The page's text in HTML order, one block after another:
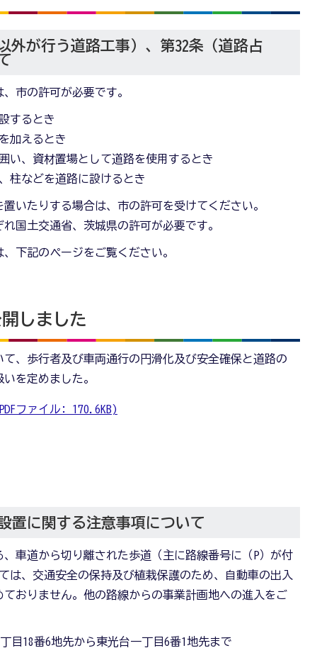
外が行う道路工事）、第32条（道路占
市の許可が必要です。
するとき
加えるとき
い、資材置場として道路を使用するとき
柱などを道路に設けるとき
いたりする場合は、市の許可を受けてください。
国土交通省、茨城県の許可が必要です。
下記のページをご覧ください。
しました
、歩行者及び車両通行の円滑化及び安全確保と道路の
を定めました。
ファイル: 170.6KB)
置に関する注意事項について
車道から切り離された歩道（主に路線番号に（P）が付
は、交通安全の保持及び植栽保護のため、自動車の出入
おりません。他の路線からの事業計画地への進入をご
目18番6地先から東光台一丁目6番1地先まで